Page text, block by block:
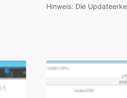
Hinweis: Die